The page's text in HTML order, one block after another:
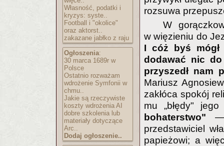
Własność, podatki i
kryzys: syste..
Football i "okolice"
oraz aktorst..
zakazane jabłko z raju
Ogłoszenia:
30 marca 1689r w
Polsce
Ostatnio rozważam
wdrożenie Symfonii w
chmu..
Jakie są rzeczywiste
koszty wdrożenia AI
dobre szkolenia lub
materiały dotyczące
Arc..
Dodaj ogłoszenie..
rozsuwa
W
w więzieniu do
I cóż byś mógł
dodawać nic
przyszedł nam
Mariusz
zakłóca spokój
mu „błędy"
bohaterstwo" —
przedstawiciel
papieżowi; a